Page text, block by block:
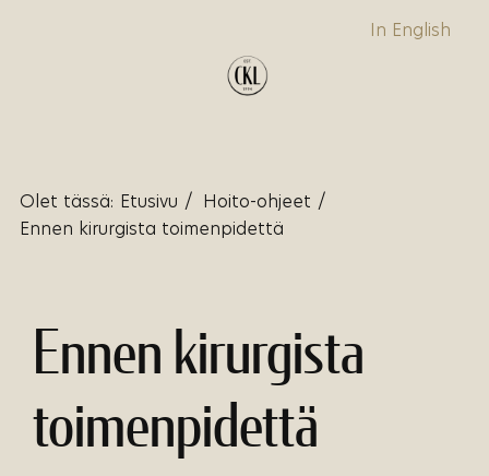
In English
Olet tässä: Etusivu / Hoito-ohjeet /
Ennen kirurgista toimenpidettä
Ennen kirurgista
toimenpidettä